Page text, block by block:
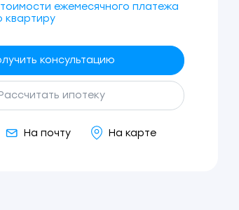
ежемесячного платежа
квартиру
консультацию
ипотеку
На почту На карте